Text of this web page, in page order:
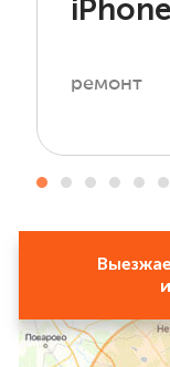
iPhone
ремонт